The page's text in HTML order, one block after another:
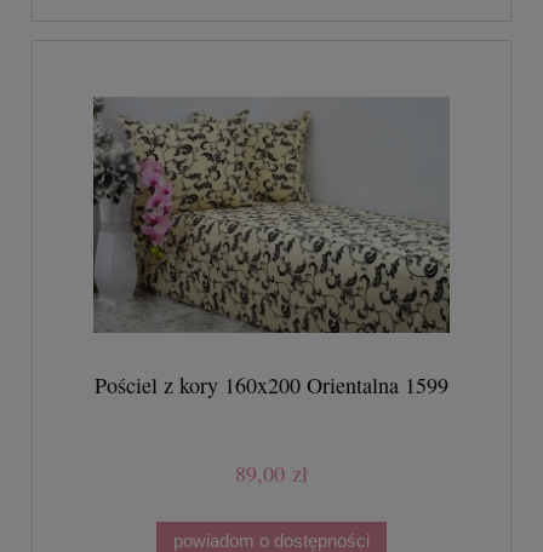
Pościel z kory 160x200 Orientalna 1599
89,00 zł
powiadom o dostępności